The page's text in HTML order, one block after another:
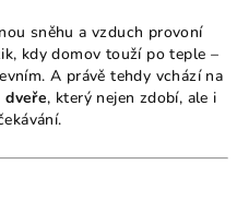
sněhu a vzduch provoní
kdy domov touží po teple –
A právě tehdy vchází na
, který nejen zdobí, ale i